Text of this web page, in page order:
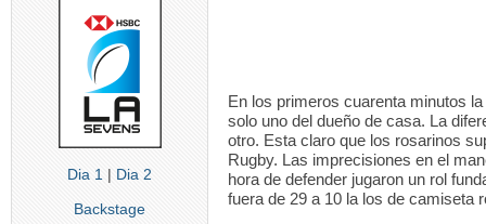
Dia 1 | Dia 2
Backstage
En los primeros cuarenta minutos
solo uno del dueño de casa. La
otro. Esta claro que los rosarinos
Rugby. Las imprecisiones en el
hora de defender jugaron un rol
fuera de 29 a 10 la los de camiseta